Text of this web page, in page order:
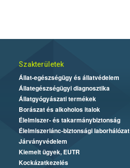
Szakterületek
Állat-egészségügy és állatvédelem
Állategészségügyi diagnosztika
Állatgyógyászati termékek
Borászat és alkoholos italok
Élelmiszer- és takarmánybiztonság
Élelmiszerlánc-biztonsági laborhálózat
Járványvédelem
Kiemelt ügyek, EUTR
Kockázatkezelés